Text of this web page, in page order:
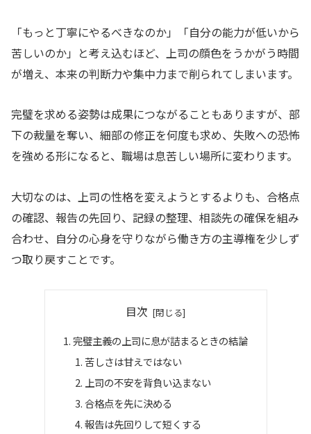
「もっと丁寧にやるべきなのか」「自分の能力が低いから
苦しいのか」と考え込むほど、上司の顔色をうかがう時間
が増え、本来の判断力や集中力まで削られてしまいます。
完璧を求める姿勢は成果につながることもありますが、部
下の裁量を奪い、細部の修正を何度も求め、失敗への恐怖
を強める形になると、職場は息苦しい場所に変わります。
大切なのは、上司の性格を変えようとするよりも、合格点
の確認、報告の先回り、記録の整理、相談先の確保を組み
合わせ、自分の心身を守りながら働き方の主導権を少しず
つ取り戻すことです。
目次
完璧主義の上司に息が詰まるときの結論
苦しさは甘えではない
上司の不安を背負い込まない
合格点を先に決める
報告は先回りして短くする